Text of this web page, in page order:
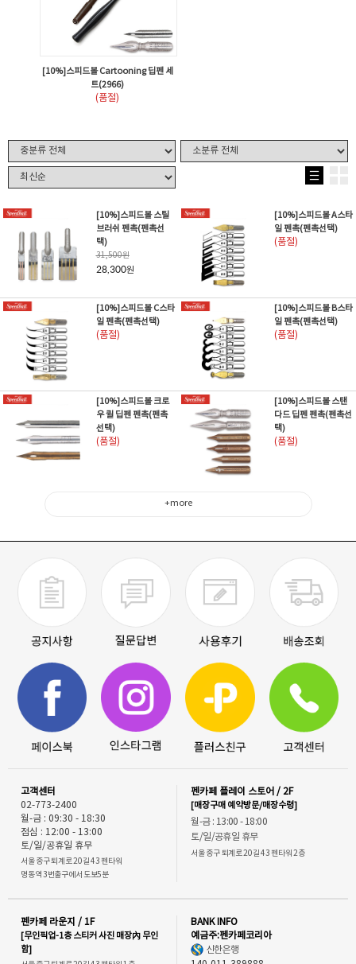
[10%]스피드볼 Cartooning 딥펜 세
트(2966)
(품절)
[10%]스피드볼 스틸
브러쉬 펜촉(펜촉선
택)
31,500원
28,300원
[10%]스피드볼 A스타
일 펜촉(펜촉선택)
(품절)
[10%]스피드볼 C스타
일 펜촉(펜촉선택)
(품절)
[10%]스피드볼 B스타
일 펜촉(펜촉선택)
(품절)
[10%]스피드볼 크로
우 퀼 딥펜 펜촉(펜촉
선택)
(품절)
[10%]스피드볼 스탠
다드 딥펜 펜촉(펜촉선
택)
(품절)
+more
고객센터
02-773-2400
월-금 : 09:30 - 18:30
점심 : 12:00 - 13:00
토/일/공휴일 휴무
서울 중구 퇴계로 20길 43 펜타워
명동역 3번출구에서 도보5분
펜카페 플레이 스토어 / 2F
[매장구매 예약방문/매장수령]
월-금 : 13:00 - 18:00
토/일/공휴일 휴무
서울 중구 퇴계로 20길 43 펜타워 2층
펜카페 라운지 / 1F
[무인픽업-1층 스티커 사진 매장內 무인
함]
BANK INFO
예금주:펜카페코리아
신한은행